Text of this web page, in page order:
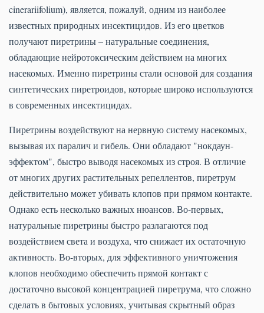
cinerariifolium), является, пожалуй, одним из наиболее
известных природных инсектицидов. Из его цветков
получают пиретрины – натуральные соединения,
обладающие нейротоксическим действием на многих
насекомых. Именно пиретрины стали основой для создания
синтетических пиретроидов, которые широко используются
в современных инсектицидах.
Пиретрины воздействуют на нервную систему насекомых,
вызывая их паралич и гибель. Они обладают "нокдаун-
эффектом", быстро выводя насекомых из строя. В отличие
от многих других растительных репеллентов, пиретрум
действительно может убивать клопов при прямом контакте.
Однако есть несколько важных нюансов. Во-первых,
натуральные пиретрины быстро разлагаются под
воздействием света и воздуха, что снижает их остаточную
активность. Во-вторых, для эффективного уничтожения
клопов необходимо обеспечить прямой контакт с
достаточно высокой концентрацией пиретрума, что сложно
сделать в бытовых условиях, учитывая скрытный образ